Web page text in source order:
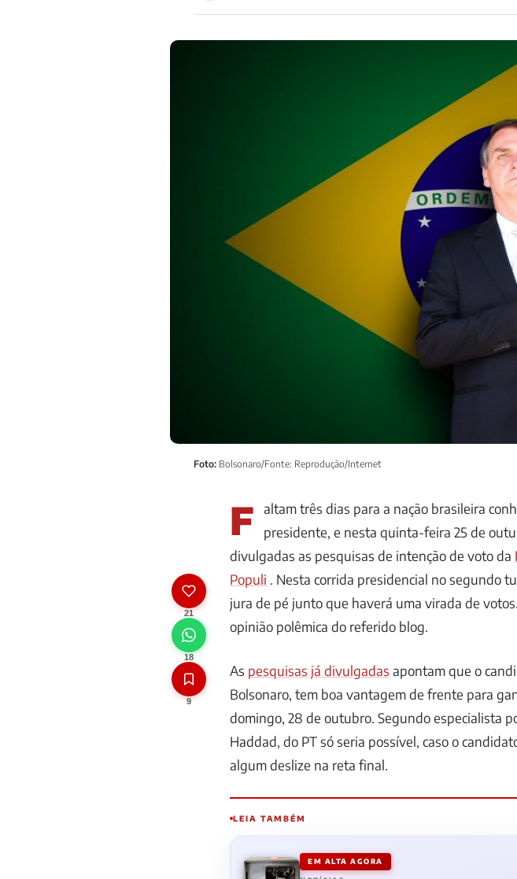
Foto: Bolsonaro/Fonte: Reprodução/Internet
21
18
9
F altam três dias para a nação brasileira
presidente, e nesta quinta-feira 25 de
divulgadas as pesquisas de intenção de voto da
Populi . Nesta corrida presidencial no segundo
jura de pé junto que haverá uma virada de
opinião polêmica do referido blog.
As pesquisas já divulgadas apontam que o
Bolsonaro, tem boa vantagem de frente para
domingo, 28 de outubro. Segundo especialista
Haddad, do PT só seria possível, caso o
algum deslize na reta final.
LEIA TAMBÉM
EM ALTA AGORA